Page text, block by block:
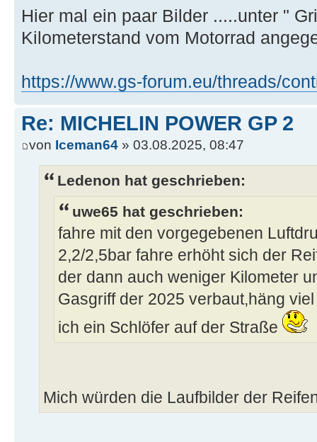
Hier mal ein paar Bilder .....unter "
Kilometerstand vom Motorrad
https://www.gs-forum.eu/threads/
Re: MICHELIN POWER GP 2
von Iceman64 » 03.08.2025, 08:47
Ledenon hat geschrieben:
uwe65 hat geschrieben:
fahre mit den vorgegebenen
2,2/2,5bar fahre erhöht sich der
der dann auch weniger Kilometer
Gasgriff der 2025 verbaut,häng
ich ein Schlöfer auf der Straße
Mich würden die Laufbilder der